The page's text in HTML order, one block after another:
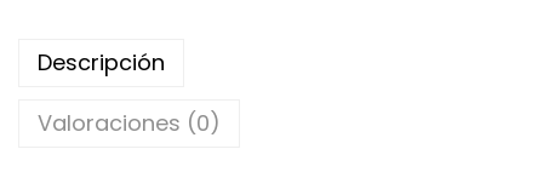
Descripción
Valoraciones (0)